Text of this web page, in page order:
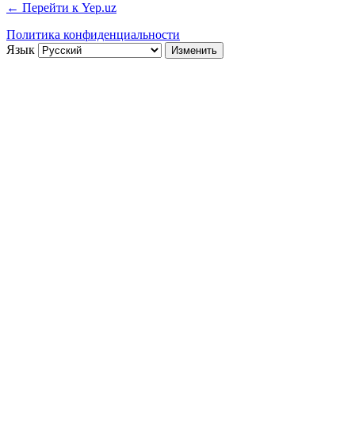
← Перейти к Yep.uz
Политика конфиденциальности
Язык